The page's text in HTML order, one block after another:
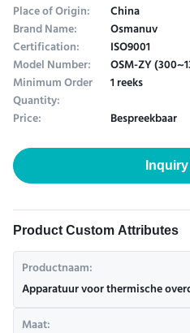
Place of Origin:
China
Brand Name: Osmanuv
Certification: ISO9001
Model Number: OSM-ZY
Minimum Order
Quantity:
1 reeks
Price:
Bespreekbaar
Product Custom Attributes
Productnaam:
Apparatuur voor thermische
Maat: